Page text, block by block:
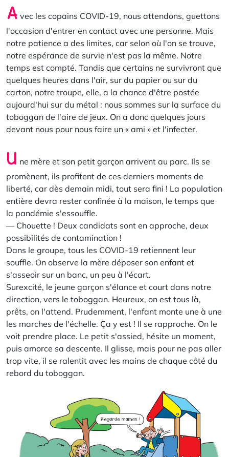
A vec les copains COVID-19, nous attendons, guettons
l'occasion d'entrer en contact avec une personne. Mais
notre patience a des limites, car selon où l'on se trouve,
notre espérance de survie n'est pas la même. Notre
temps est compté. Tandis que certains ne survivront que
quelques heures dans l'air, sur du papier ou sur du
carton, notre troupe, elle, a la chance d'être postée
aujourd'hui sur du métal : nous sommes sur la surface du
toboggan de l'aire de jeux. On a donc quelques jours
devant nous pour nous faire un « ami » et l'infecter.
U ne mère et son petit garçon arrivent au parc. Ils se
promènent, ils profitent de ces derniers moments de
liberté, car dès demain midi, tout sera fini ! La population
entière devra rester confinée à la maison, le temps que
la pandémie s'essouffle.
— Chouette ! Deux candidats sont en approche, deux
possibilités de contamination !
Dans le groupe, tous les COVID-19 retiennent leur
souffle. On observe la mère déposer son enfant et
s'asseoir sur un banc, un peu à l'écart.
Surexcité, le jeune garçon s'élance et court dans notre
direction, vers le toboggan. Heureux, on est tous là,
prêts, on l'attend. Prudemment, l'enfant monte une à une
les marches de l'échelle. Ça y est ! Il se rapproche. On le
voit prendre place. Le petit s'assied, hésite un moment,
puis amorce sa descente. Il glisse, mais pour ne pas aller
trop vite, il se ralentit avec les mains de chaque côté du
rebord du toboggan.